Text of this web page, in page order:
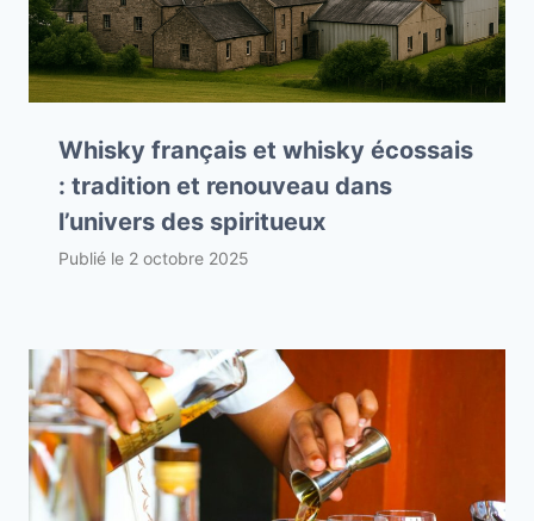
Whisky français et whisky écossais
: tradition et renouveau dans
l’univers des spiritueux
Publié le 2 octobre 2025